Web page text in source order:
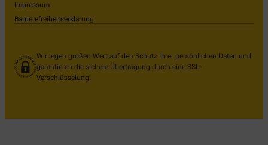
Impressum
Barrierefreiheitserklärung
Wir legen großen Wert auf den Schutz Ihrer persönlichen Daten und
garantieren die sichere Übertragung durch eine SSL-
Verschlüsselung.